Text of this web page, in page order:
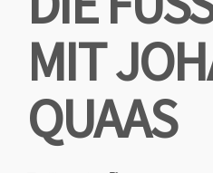
IT
UAAS